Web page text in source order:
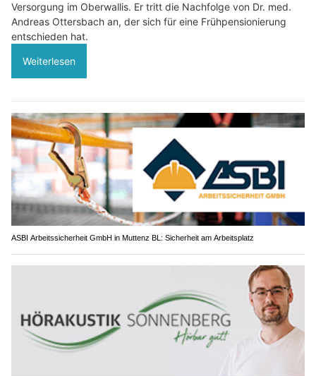
Versorgung im Oberwallis. Er tritt die Nachfolge von Dr. med.
Andreas Ottersbach an, der sich für eine Frühpensionierung
entschieden hat.
Weiterlesen
ASBI Arbeitssicherheit GmbH in Muttenz BL: Sicherheit am Arbeitsplatz